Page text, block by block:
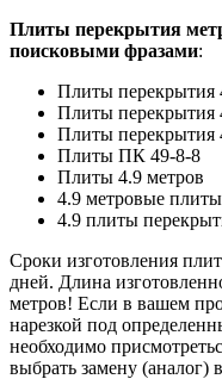
Плиты перекрытия
поисковыми фразами:
Плиты перекрытия
Плиты перекрытия
Плиты перекрытия
Плиты ПК 49-8-8
Плиты 4.9 метров
4.9 метровые
4.9 плиты
Сроки изготовления
дней. Длина
метров! Если в вашем
нарезкой под
необходимо
выбрать замену